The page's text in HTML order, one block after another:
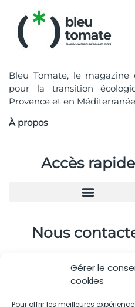
Gérer le
cookies
Pour offrir les meilleures
Bleu Tomate, le magazine
pour la transition
Provence et en
À propos
Accès rapide
Nous
contactBT@bleu-